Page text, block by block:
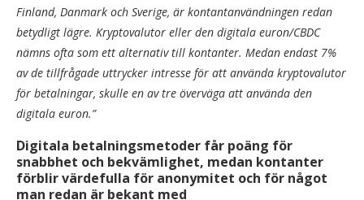
Finland, Danmark och Sverige, är kontantanvändningen redan
betydligt lägre. Kryptovalutor eller den digitala euron/CBDC
nämns ofta som ett alternativ till kontanter. Medan endast 7%
av de tillfrågade uttrycker intresse för att använda kryptovalutor
för betalningar, skulle en av tre överväga att använda den
digitala euron.”
Digitala betalningsmetoder får poäng för
snabbhet och bekvämlighet, medan kontanter
förblir värdefulla för anonymitet och för något
man redan är bekant med